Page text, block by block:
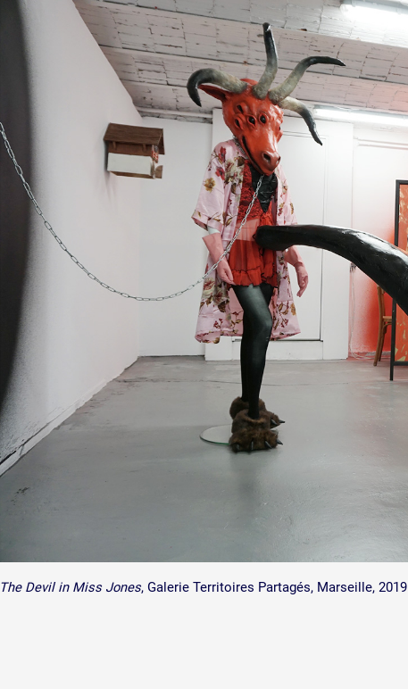
The Devil in Miss Jones, Galerie Territoires Partagés, Marseille, 2019